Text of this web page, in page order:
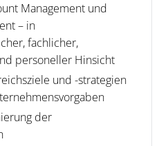
Management und
– in
fachlicher,
personeller Hinsicht
und -strategien
der